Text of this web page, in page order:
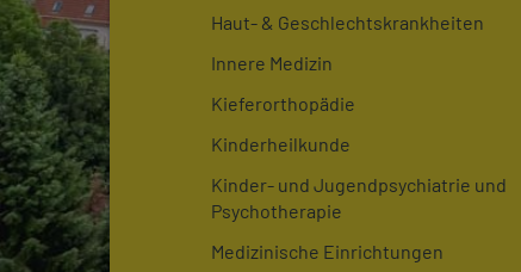
Haut- & Geschlechtskrankheiten
Innere Medizin
Kieferorthopädie
Kinderheilkunde
Kinder- und Jugendpsychiatrie und
Psychotherapie
Medizinische Einrichtungen